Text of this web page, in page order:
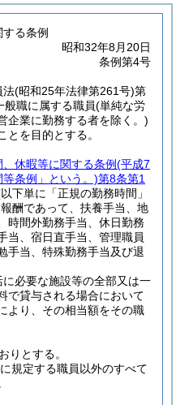
る条例
昭和32年8月20日
条例第4号
法(昭和25年法律第261号)第
職に属する職員(単純な労
企業に勤務する者を除く。)
を目的とする。
休暇等に関する条例(平成7
条例」という。)第8条第1
下単に「正規の勤務時間」
酬であって、扶養手当、地
時間外勤務手当、休日勤務
当、宿日直手当、管理職員
手当、特殊勤務手当及び退
必要な施設等の全部又は一
で貸与される場合において
より、その相当額をその職
りとする。
に規定する職員以外のすべて